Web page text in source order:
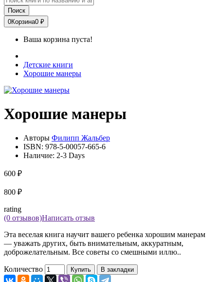
Поиск
0Корзина0 ₽
Ваша корзина пуста!
Детские книги
Хорошие манеры
Хорошие манеры
Авторы Филипп Жальбер
ISBN: 978-5-00057-665-6
Наличие: 2-3 Days
600 ₽
800 ₽
rating
(0 отзывов)Написать отзыв
Эта веселая книга научит вашего ребенка хорошим манерам
— уважать других, быть внимательным, аккуратным,
доброжелательным. Все советы со смешными иллю..
Количество Купить В закладки